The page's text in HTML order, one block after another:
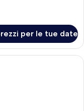
per le tue date
con un divano bianco,